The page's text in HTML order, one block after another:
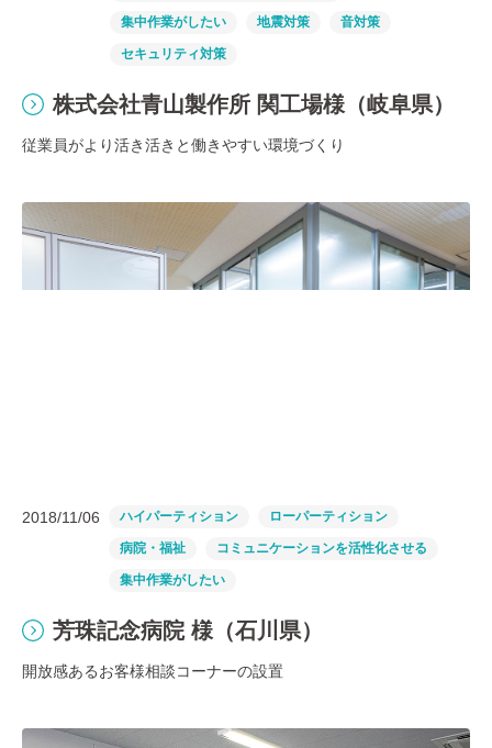
集中作業がしたい 地震対策 音対策
セキュリティ対策
株式会社青山製作所 関工場様（岐阜県）
従業員がより活き活きと働きやすい環境づくり
2018/11/06 ハイパーティション ローパーティション
病院・福祉 コミュニケーションを活性化させる
集中作業がしたい
芳珠記念病院 様（石川県）
開放感あるお客様相談コーナーの設置